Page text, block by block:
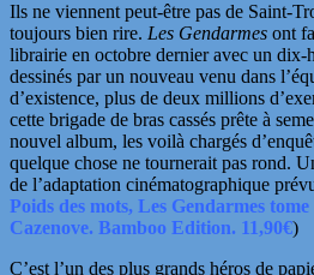
Ils ne viennent peut-être pas de Saint-
toujours bien rire. Les Gendarmes ont
librairie en octobre dernier avec un dix-
dessinés par un nouveau venu dans
d’existence, plus de deux millions
cette brigade de bras cassés prête à
nouvel album, les voilà chargés
quelque chose ne tournerait pas rond.
de l’adaptation cinématographique
Poids des mots, Les Gendarmes
Cazenove. Bamboo Edition. 11,90€)
C’est l’un des plus grands héros de